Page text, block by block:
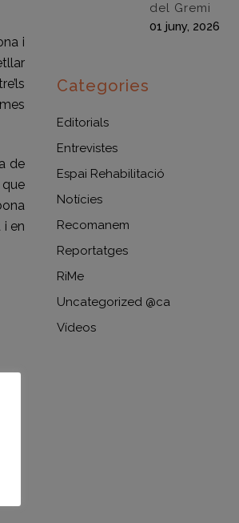
i
de
en
del Gremi
01 juny, 2026
Categories
Editorials
Entrevistes
Espai Rehabilitació
Notícies
Recomanem
Reportatges
RiMe
Uncategorized @ca
Vídeos